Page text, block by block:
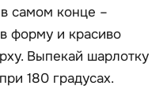
самом конце –
форму и красиво
Выпекай шарлотку
180 градусах.